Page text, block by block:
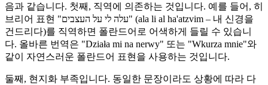
음과 같습니다. 첫째, 직역에 의존하는 것입니다. 예를 들어, 히
브리어 표현 "עלה לי על העצבים" (ala li al ha'atzvim – 내 신경을
건드리다)를 직역하면 폴란드어로 어색하게 들릴 수 있습니
다. 올바른 번역은 "Działa mi na nerwy" 또는 "Wkurza mnie"와
같이 자연스러운 폴란드어 표현을 사용하는 것입니다.
둘째, 현지화 부족입니다. 동일한 문장이라도 상황에 따라 다